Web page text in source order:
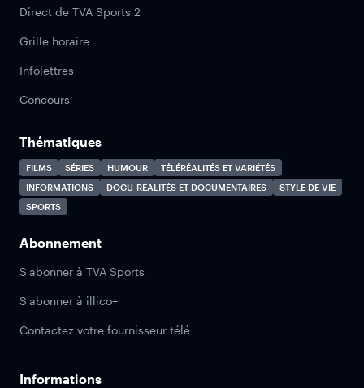
Direct de TVA Sports 2
Grille horaire
Infolettres
Concours
Thématiques
FILMS SÉRIES HUMOUR
TÉLÉRÉALITÉS ET VARIÉTÉS
INFORMATIONS
DOCU-RÉALITÉS ET DOCUMENTAIRES
STYLE DE VIE
SPORTS
Abonnement
S'abonner à TVA Sports
S'abonner à illico+
Contactez votre fournisseur télé
Informations